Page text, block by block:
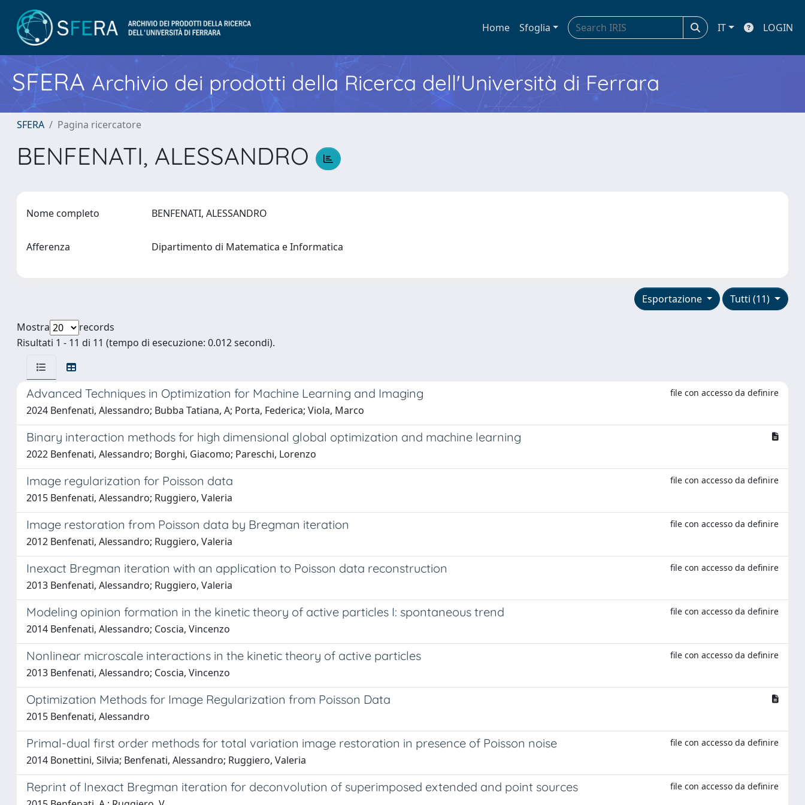
Home Sfoglia IT LOGIN
SFERA Archivio dei prodotti della Ricerca dell'Università di Ferrara
SFERA Pagina ricercatore
BENFENATI, ALESSANDRO
Nome completo BENFENATI, ALESSANDRO
Afferenza Dipartimento di Matematica e Informatica
Tutti (11)
Esportazione
Mostra
records
Risultati 1 - 11 di 11 (tempo di esecuzione: 0.012 secondi).
Advanced Techniques in Optimization for Machine Learning and Imaging file con accesso da definire
2024 Benfenati, Alessandro; Bubba Tatiana, A; Porta, Federica; Viola, Marco
Binary interaction methods for high dimensional global optimization and machine learning
2022 Benfenati, Alessandro; Borghi, Giacomo; Pareschi, Lorenzo
Image regularization for Poisson data file con accesso da definire
2015 Benfenati, Alessandro; Ruggiero, Valeria
Image restoration from Poisson data by Bregman iteration file con accesso da definire
2012 Benfenati, Alessandro; Ruggiero, Valeria
Inexact Bregman iteration with an application to Poisson data reconstruction file con accesso da definire
2013 Benfenati, Alessandro; Ruggiero, Valeria
Modeling opinion formation in the kinetic theory of active particles I: spontaneous trend file con accesso da definire
2014 Benfenati, Alessandro; Coscia, Vincenzo
Nonlinear microscale interactions in the kinetic theory of active particles file con accesso da definire
2013 Benfenati, Alessandro; Coscia, Vincenzo
Optimization Methods for Image Regularization from Poisson Data
2015 Benfenati, Alessandro
Primal-dual first order methods for total variation image restoration in presence of Poisson noise file con accesso da definire
2014 Bonettini, Silvia; Benfenati, Alessandro; Ruggiero, Valeria
Reprint of Inexact Bregman iteration for deconvolution of superimposed extended and point sources file con accesso da definire